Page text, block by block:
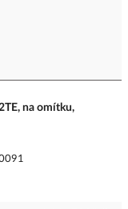
na omítku,